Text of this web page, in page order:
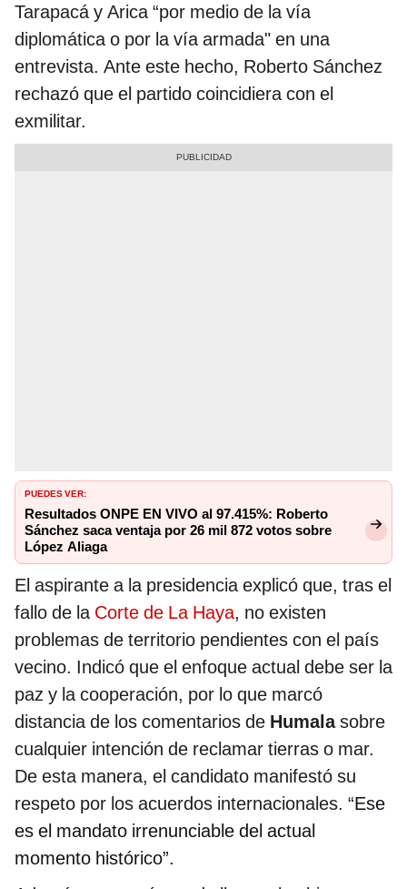
Tarapacá y Arica “por medio de la vía
diplomática o por la vía armada" en una
entrevista. Ante este hecho, Roberto Sánchez
rechazó que el partido coincidiera con el
exmilitar.
PUEDES VER:
Resultados ONPE EN VIVO al 97.415%: Roberto
Sánchez saca ventaja por 26 mil 872 votos sobre
López Aliaga
El aspirante a la presidencia explicó que, tras el
fallo de la Corte de La Haya, no existen
problemas de territorio pendientes con el país
vecino. Indicó que el enfoque actual debe ser la
paz y la cooperación, por lo que marcó
distancia de los comentarios de Humalasobre
cualquier intención de reclamar tierras o mar.
De esta manera, el candidato manifestó su
respeto por los acuerdos internacionales. “Ese
es el mandato irrenunciable del actual
momento histórico”.